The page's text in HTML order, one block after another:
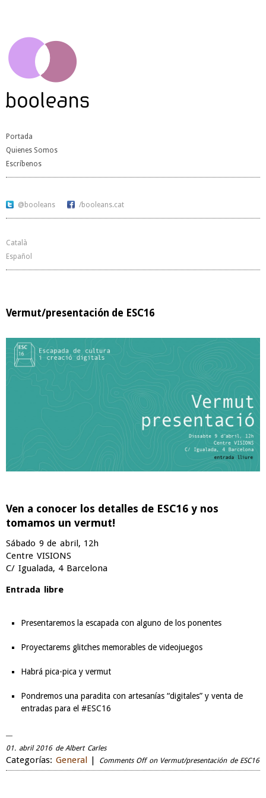
Portada
Quienes Somos
Escríbenos
@booleans /booleans.cat
Català
Español
Vermut/presentación de ESC16
Ven a conocer los detalles de ESC16 y nos
tomamos un vermut!
Sábado 9 de abril, 12h
Centre VISIONS
C/ Igualada, 4 Barcelona
Entrada libre
Presentaremos la escapada con alguno de los ponentes
Proyectarems glitches memorables de videojuegos
Habrá pica-pica y vermut
Pondremos una paradita con artesanías “digitales” y venta de
entradas para el #ESC16
01. abril 2016 de Albert Carles
Categorías: General| Comments Offon Vermut/presentación de ESC16